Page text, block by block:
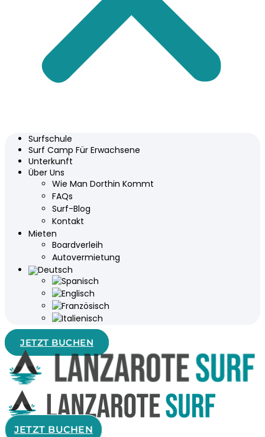
Surfschule
Surf Camp Für Erwachsene
Unterkunft
Über Uns
Wie Man Dorthin Kommt
FAQs
Surf-Blog
Kontakt
Mieten
Boardverleih
Autovermietung
JETZT BUCHEN
JETZT BUCHEN